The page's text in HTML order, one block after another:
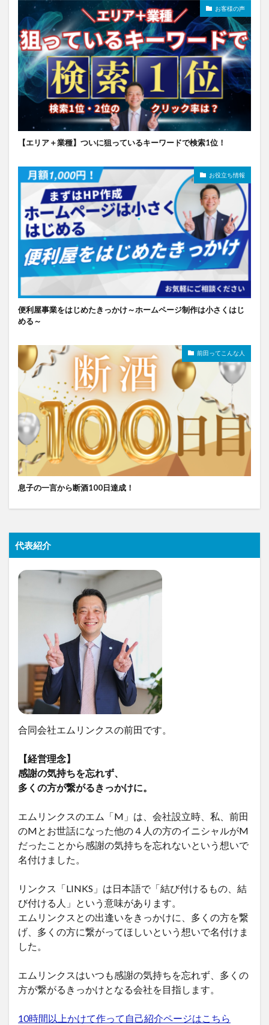
お客様の声
【エリア＋業種】ついに狙っているキーワードで検索1位！
お役立ち情報
便利屋事業をはじめたきっかけ～ホームページ制作は小さくはじ
める～
前田ってこんな人
息子の一言から断酒100日達成！
代表紹介
合同会社エムリンクスの前田です。
【経営理念】
感謝の気持ちを忘れず、
多くの方が繋がるきっかけに。
エムリンクスのエム「M」は、会社設立時、私、前田
のMとお世話になった他の４人の方のイニシャルがM
だったことから感謝の気持ちを忘れないという想いで
名付けました。
リンクス「LINKS」は日本語で「結び付けるもの、結
び付ける人」という意味があります。
エムリンクスとの出逢いをきっかけに、多くの方を繋
げ、多くの方に繋がってほしいという想いで名付けま
した。
エムリンクスはいつも感謝の気持ちを忘れず、多くの
方が繋がるきっかけとなる会社を目指します。
10時間以上かけて作って自己紹介ページはこちら